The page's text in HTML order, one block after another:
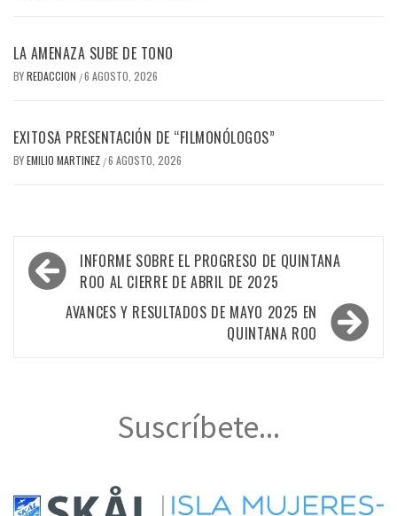
LA AMENAZA SUBE DE TONO
BYREDACCION /6 AGOSTO, 2026
EXITOSA PRESENTACIÓN DE “FILMONÓLOGOS”
BYEMILIO MARTINEZ /6 AGOSTO, 2026
Navegación
de
entradas
INFORME SOBRE EL PROGRESO DE QUINTANA
ROO AL CIERRE DE ABRIL DE 2025
AVANCES Y RESULTADOS DE MAYO 2025 EN
QUINTANA ROO
Suscríbete...